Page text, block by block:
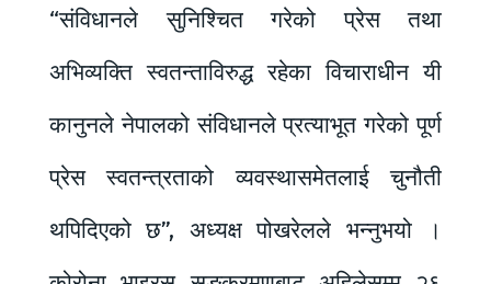
“संविधानले सुनिश्चित गरेको प्रेस तथा
अभिव्यक्ति स्वतन्ताविरुद्ध रहेका विचाराधीन यी
कानुनले नेपालको संविधानले प्रत्याभूत गरेको पूर्ण
प्रेस स्वतन्त्रताको व्यवस्थासमेतलाई चुनौती
थपिदिएको छ”, अध्यक्ष पोखरेलले भन्नुभयो ।